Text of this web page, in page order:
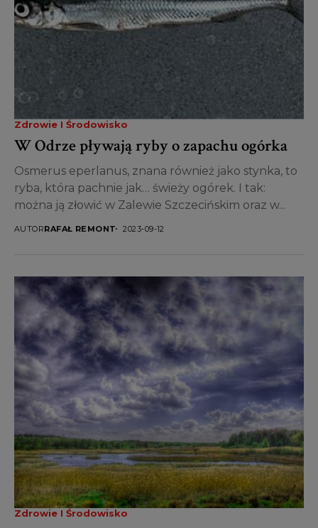
Zdrowie I Środowisko
W Odrze pływają ryby o zapachu ogórka
Osmerus eperlanus, znana również jako stynka, to
ryba, która pachnie jak… świeży ogórek. I tak:
można ją złowić w Zalewie Szczecińskim oraz w...
AUTORRAFAŁ REMONT 2023-09-12
Zdrowie I Środowisko